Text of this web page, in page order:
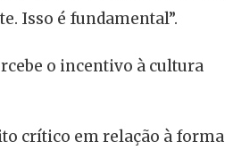
Isso é fundamental”.
o incentivo à cultura
crítico em relação à forma